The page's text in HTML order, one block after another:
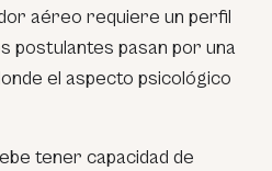
aéreo requiere un perfil
postulantes pasan por una
el aspecto psicológico
tener capacidad de